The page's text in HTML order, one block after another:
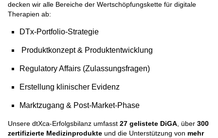
decken wir alle Bereiche der Wertschöpfungskette für digitale
Therapien ab:
DTx-Portfolio-Strategie
Produktkonzept & Produktentwicklung
Regulatory Affairs (Zulassungsfragen)
Erstellung klinischer Evidenz
Marktzugang & Post-Market-Phase
Unsere dtXca-Erfolgsbilanz umfasst 27 gelistete DiGA , über 300
zertifizierte Medizinprodukte und die Unterstützung von mehr